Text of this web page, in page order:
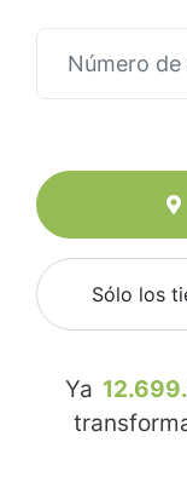
Sólo los
Ya